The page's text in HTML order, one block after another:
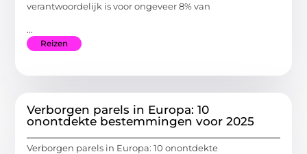
verantwoordelijk is voor ongeveer 8% van
...
Reizen
Verborgen parels in Europa: 10
onontdekte bestemmingen voor 2025
Verborgen parels in Europa: 10 onontdekte